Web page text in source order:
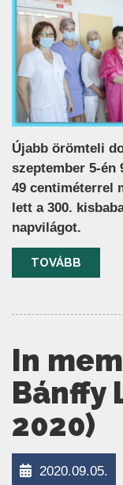
Újabb örömteli
szeptember 5-én
49 centiméterrel
lett a 300.
napvilágot.
TOVÁBB
In
Bánffy
2020)
2020.09.05.